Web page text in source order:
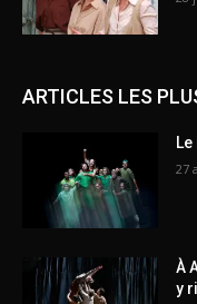
ARTICLES LES
27
À
y